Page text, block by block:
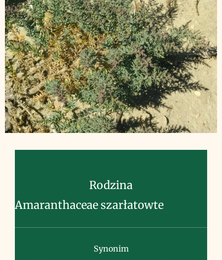
Rodzina
Amaranthaceae szarłatowte
Synonim